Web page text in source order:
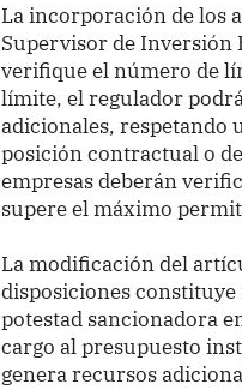
La incorporación de los
Supervisor de Inversión
verifique el número de
límite, el regulador
adicionales, respetando
posición contractual o
empresas deberán
supere el máximo
La modificación del
disposiciones
potestad sancionadora
cargo al presupuesto
genera recursos